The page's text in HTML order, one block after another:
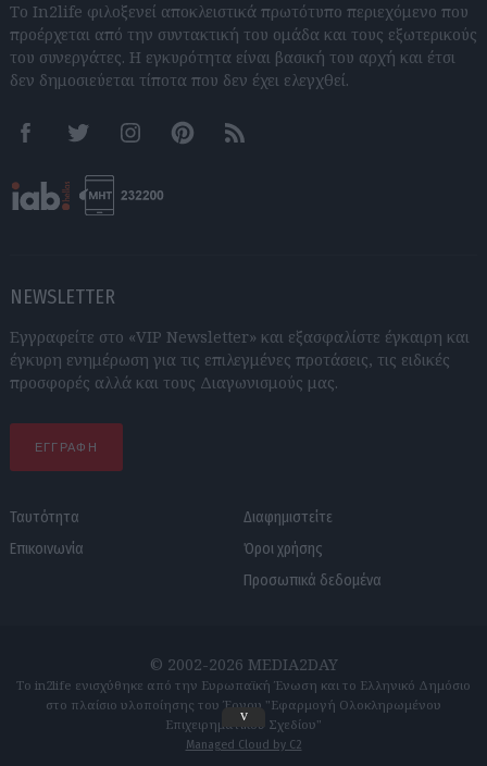
Το In2life φιλοξενεί αποκλειστικά πρωτότυπο περιεχόμενο που
προέρχεται από την συντακτική του ομάδα και τους εξωτερικούς
του συνεργάτες. Η εγκυρότητα είναι βασική του αρχή και έτσι
δεν δημοσιεύεται τίποτα που δεν έχει ελεγχθεί.
FacebookTwitter InstagramPinterestRSS feeds
NEWSLETTER
Εγγραφείτε στο «VIP Newsletter» και εξασφαλίστε έγκαιρη και
έγκυρη ενημέρωση για τις επιλεγμένες προτάσεις, τις ειδικές
προσφορές αλλά και τους Διαγωνισμούς μας.
ΕΓΓΡΑΦΗ
Ταυτότητα
Επικοινωνία
Διαφημιστείτε
Όροι χρήσης
Προσωπικά δεδομένα
© 2002-2026 MEDIA2DAY
Το in2life ενισχύθηκε από την Ευρωπαϊκή Ένωση και το Ελληνικό Δημόσιο
στο πλαίσιο υλοποίησης του Έργου "Εφαρμογή Ολοκληρωμένου
Επιχειρηματικού Σχεδίου"
Managed Cloud by C2
v